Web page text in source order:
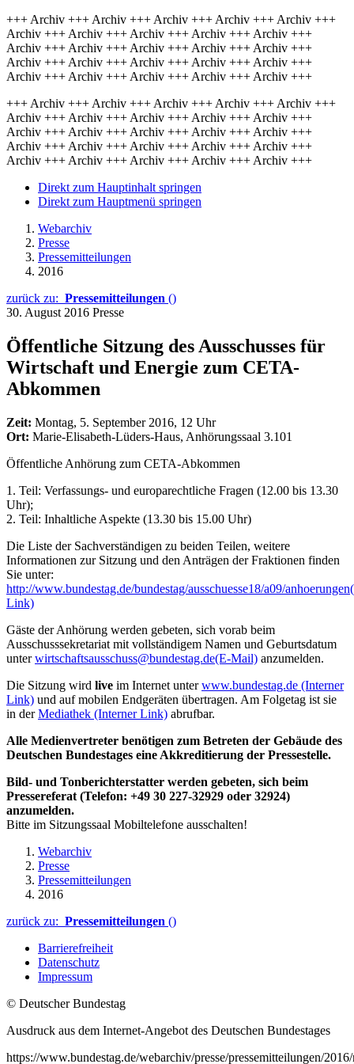
+++ Archiv +++ Archiv +++ Archiv +++ Archiv +++ Archiv +++
Archiv +++ Archiv +++ Archiv +++ Archiv +++ Archiv +++
Archiv +++ Archiv +++ Archiv +++ Archiv +++ Archiv +++
Archiv +++ Archiv +++ Archiv +++ Archiv +++ Archiv +++
Archiv +++ Archiv +++ Archiv +++ Archiv +++ Archiv +++
+++ Archiv +++ Archiv +++ Archiv +++ Archiv +++ Archiv +++
Archiv +++ Archiv +++ Archiv +++ Archiv +++ Archiv +++
Archiv +++ Archiv +++ Archiv +++ Archiv +++ Archiv +++
Archiv +++ Archiv +++ Archiv +++ Archiv +++ Archiv +++
Archiv +++ Archiv +++ Archiv +++ Archiv +++ Archiv +++
Direkt zum Hauptinhalt springen
Direkt zum Hauptmenü springen
Webarchiv
Presse
Pressemitteilungen
2016
zurück zu: Pressemitteilungen ()
30. August 2016 Presse
Öffentliche Sitzung des Ausschusses für
Wirtschaft und Energie zum CETA-
Abkommen
Zeit: Montag, 5. September 2016, 12 Uhr
Ort: Marie-Elisabeth-Lüders-Haus, Anhörungssaal 3.101
Öffentliche Anhörung zum CETA-Abkommen
1. Teil: Verfassungs- und europarechtliche Fragen (12.00 bis 13.30
Uhr);
2. Teil: Inhaltliche Aspekte (13.30 bis 15.00 Uhr)
Die Liste der Sachverständigen zu beiden Teilen, weitere
Informationen zur Sitzung und den Anträgen der Fraktionen finden
Sie unter:
http://www.bundestag.de/bundestag/ausschuesse18/a09/anhoerungen
Link)
Gäste der Anhörung werden gebeten, sich vorab beim
Ausschusssekretariat mit vollständigem Namen und Geburtsdatum
unterwirtschaftsausschuss@bundestag.de(E-Mail) anzumelden.
Die Sitzung wird live im Internet unterwww.bundestag.de (Interner
Link) und auf mobilen Endgeräten übertragen. Am Folgetag ist sie
in derMediathek (Interner Link) abrufbar.
Alle Medienvertreter benötigen zum Betreten der Gebäude des
Deutschen Bundestages eine Akkreditierung der Pressestelle.
Bild- und Tonberichterstatter werden gebeten, sich beim
Pressereferat (Telefon: +49 30 227-32929 oder 32924)
anzumelden.
Bitte im Sitzungssaal Mobiltelefone ausschalten!
Webarchiv
Presse
Pressemitteilungen
2016
zurück zu: Pressemitteilungen ()
Barrierefreiheit
Datenschutz
Impressum
© Deutscher Bundestag
Ausdruck aus dem Internet-Angebot des Deutschen Bundestages
https://www.bundestag.de/webarchiv/presse/pressemitteilungen/